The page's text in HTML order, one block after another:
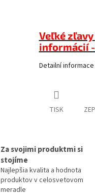
Veľké
informácií
Detailní informace
TISK
Za svojimi produktmi si
stojíme
Najlepšia kvalita a hodnota
produktov v celosvetovom
meradle